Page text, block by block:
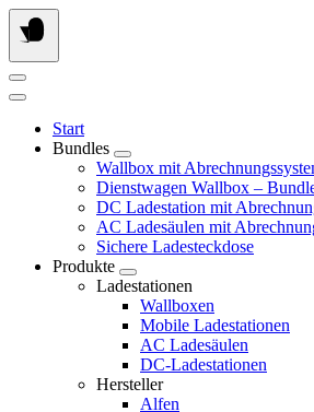
Springe
zum
Inhalt
Start
Bundles
Wallbox mit
Dienstwagen Wallbox –
DC Ladestation mit
AC Ladesäulen mit
Sichere Ladesteckdose
Produkte
Ladestationen
Wallboxen
Mobile Ladestationen
AC Ladesäulen
DC-Ladestationen
Hersteller
Alfen